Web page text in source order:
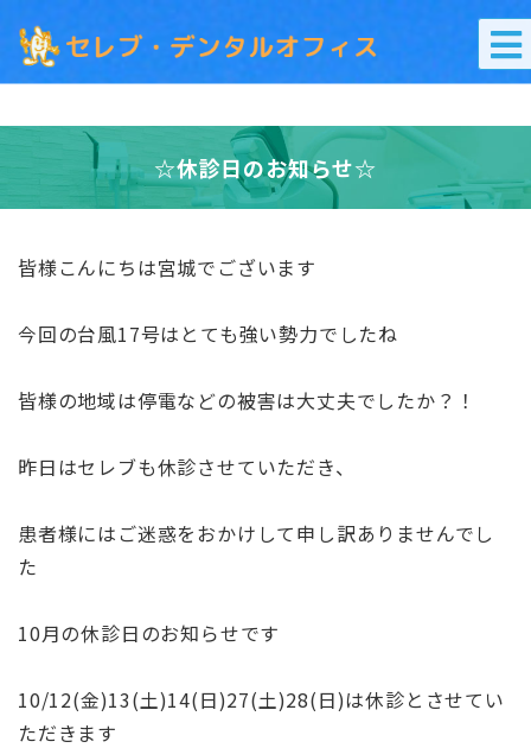
☆休診日のお知らせ☆
皆様こんにちは宮城でございます
今回の台風17号はとても強い勢力でしたね
皆様の地域は停電などの被害は大丈夫でしたか？！
昨日はセレブも休診させていただき、
患者様にはご迷惑をおかけして申し訳ありませんでし
た
10月の休診日のお知らせです
10/12(金)13(土)14(日)27(土)28(日)は休診とさせてい
ただきます